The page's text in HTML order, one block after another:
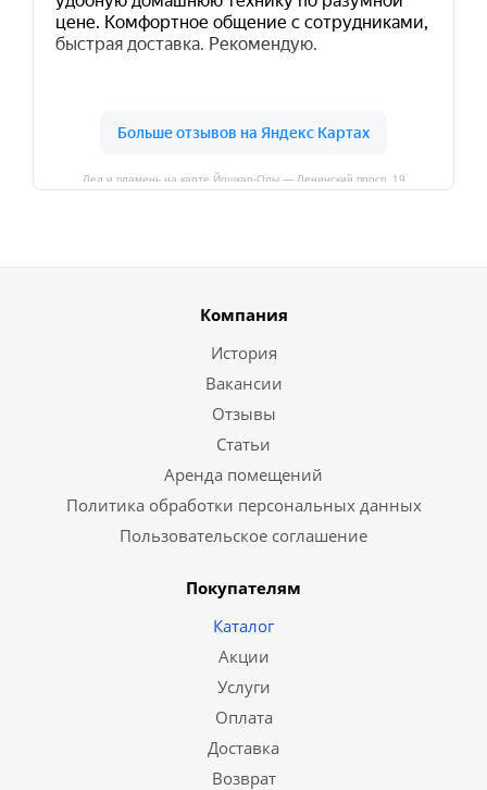
Лед и пламень на карте Йошкар‑Олы — Ленинский просп.,19
Компания
История
Вакансии
Отзывы
Статьи
Аренда помещений
Политика обработки персональных данных
Пользовательское соглашение
Покупателям
Каталог
Акции
Услуги
Оплата
Доставка
Возврат